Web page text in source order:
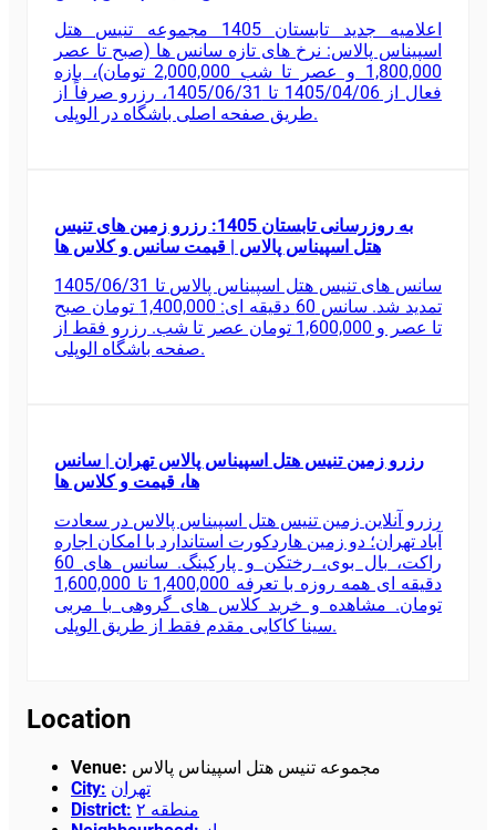
اعلامیه جدید تابستان 1405 مجموعه تنیس هتل
اسپیناس پالاس: نرخ های تازه سانس ها (صبح تا عصر
1,800,000 و عصر تا شب 2,000,000 تومان)، بازه
فعال از 1405/04/06 تا 1405/06/31، رزرو صرفاً از
طریق صفحه اصلی باشگاه در الوپلی.
به روزرسانی تابستان 1405: رزرو زمین های تنیس
هتل اسپیناس پالاس | قیمت سانس و کلاس ها
سانس های تنیس هتل اسپیناس پالاس تا 1405/06/31
تمدید شد. سانس 60 دقیقه ای: 1,400,000 تومان صبح
تا عصر و 1,600,000 تومان عصر تا شب. رزرو فقط از
صفحه باشگاه الوپلی.
رزرو زمین تنیس هتل اسپیناس پالاس تهران | سانس
ها، قیمت و کلاس ها
رزرو آنلاین زمین تنیس هتل اسپیناس پالاس در سعادت
آباد تهران؛ دو زمین هاردکورت استاندارد با امکان اجاره
راکت، بال بوی، رختکن و پارکینگ. سانس های 60
دقیقه ای همه روزه با تعرفه 1,400,000 تا 1,600,000
تومان. مشاهده و خرید کلاس های گروهی با مربی
سینا کاکایی مقدم فقط از طریق الوپلی.
Location
Venue: مجموعه تنیس هتل اسپیناس پالاس
City: تهران
District:
منطقه ۲